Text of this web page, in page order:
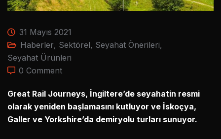
31 Mayıs 2021
Haberler, Sektörel, Seyahat Önerileri,
Seyahat Ürünleri
0 Comment
Great Rail Journeys, İngiltere’de seyahatin resmi
olarak yeniden başlamasını kutluyor ve İskoçya,
Galler ve Yorkshire’da demiryolu turları sunuyor.